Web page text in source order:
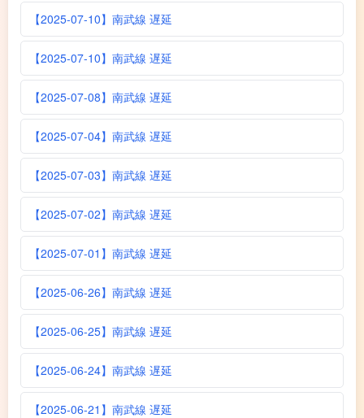
【2025-07-10】南武線 遅延
【2025-07-10】南武線 遅延
【2025-07-08】南武線 遅延
【2025-07-04】南武線 遅延
【2025-07-03】南武線 遅延
【2025-07-02】南武線 遅延
【2025-07-01】南武線 遅延
【2025-06-26】南武線 遅延
【2025-06-25】南武線 遅延
【2025-06-24】南武線 遅延
【2025-06-21】南武線 遅延